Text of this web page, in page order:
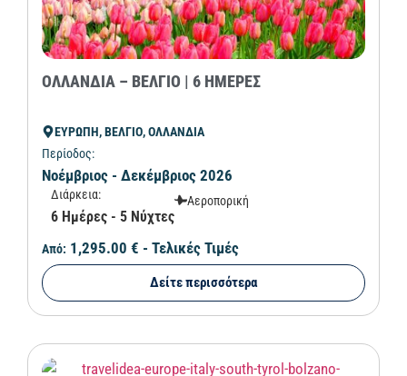
ΟΛΛΑΝΔΙΑ – ΒΕΛΓΙΟ | 6 ΗΜΕΡΕΣ
ΕΥΡΩΠΗ, ΒΕΛΓΙΟ, ΟΛΛΑΝΔΙΑ
Περίοδος:
Νοέμβριος - Δεκέμβριος 2026
Διάρκεια:
6 Ημέρες - 5 Νύχτες
Αεροπορική
Από: 1,295.00 € - Τελικές Τιμές
Δείτε περισσότερα